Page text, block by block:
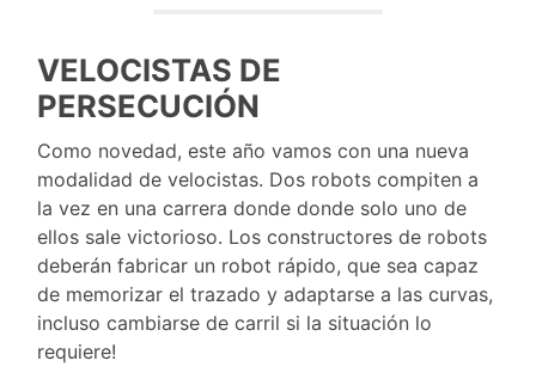
VELOCISTAS DE
PERSECUCIÓN
Como novedad, este año vamos con una nueva
modalidad de velocistas. Dos robots compiten a
la vez en una carrera donde donde solo uno de
ellos sale victorioso. Los constructores de robots
deberán fabricar un robot rápido, que sea capaz
de memorizar el trazado y adaptarse a las curvas,
incluso cambiarse de carril si la situación lo
requiere!